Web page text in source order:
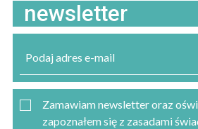
newsletter
Zamawiam newsletter oraz
zapoznałem się z zasadami